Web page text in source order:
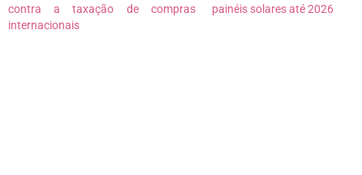
contra a taxação de compras
internacionais
painéis solares até 2026